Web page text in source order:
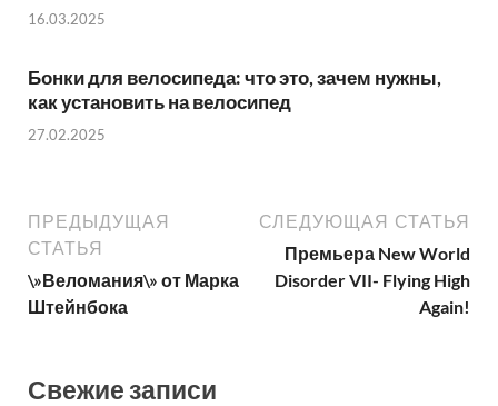
16.03.2025
Бонки для велосипеда: что это, зачем нужны,
как установить на велосипед
27.02.2025
ПРЕДЫДУЩАЯ
СТАТЬЯ
\»Веломания\» от Марка
Штейнбока
СЛЕДУЮЩАЯ СТАТЬЯ
Премьера New World
Disorder VII- Flying High
Again!
Свежие записи